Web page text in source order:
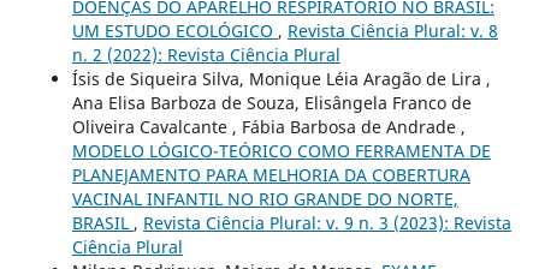
DOENÇAS DO APARELHO RESPIRATÓRIO NO BRASIL:
UM ESTUDO ECOLÓGICO , Revista Ciência Plural: v. 8
n. 2 (2022): Revista Ciência Plural
Ísis de Siqueira Silva, Monique Léia Aragão de Lira ,
Ana Elisa Barboza de Souza, Elisângela Franco de
Oliveira Cavalcante , Fábia Barbosa de Andrade ,
MODELO LÓGICO-TEÓRICO COMO FERRAMENTA DE
PLANEJAMENTO PARA MELHORIA DA COBERTURA
VACINAL INFANTIL NO RIO GRANDE DO NORTE,
BRASIL , Revista Ciência Plural: v. 9 n. 3 (2023): Revista
Ciência Plural